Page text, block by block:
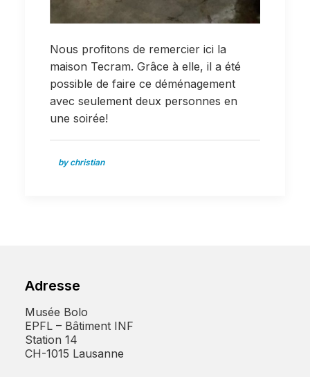
Nous profitons de remercier ici la
maison Tecram. Grâce à elle, il a été
possible de faire ce déménagement
avec seulement deux personnes en
une soirée!
by christian
Adresse
Musée Bolo
EPFL – Bâtiment INF
Station 14
CH-1015 Lausanne